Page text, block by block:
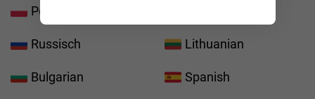
Polnisch
Russisch Lithuanian
Bulgarian Spanish